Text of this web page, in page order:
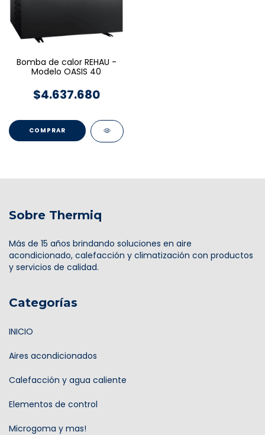
Bomba de calor REHAU -
Modelo OASIS 40
$4.637.680
Sobre Thermiq
Más de 15 años brindando soluciones en aire
acondicionado, calefacción y climatización con productos
y servicios de calidad.
Categorías
INICIO
Aires acondicionados
Calefacción y agua caliente
Elementos de control
Microgoma y mas!